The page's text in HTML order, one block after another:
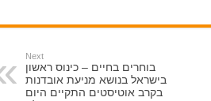
Next
בוחרים בחיים – כינוס ראשון
בישראל בנושא מניעת אובדנות
בקרב אוטיסטים התקיים היום